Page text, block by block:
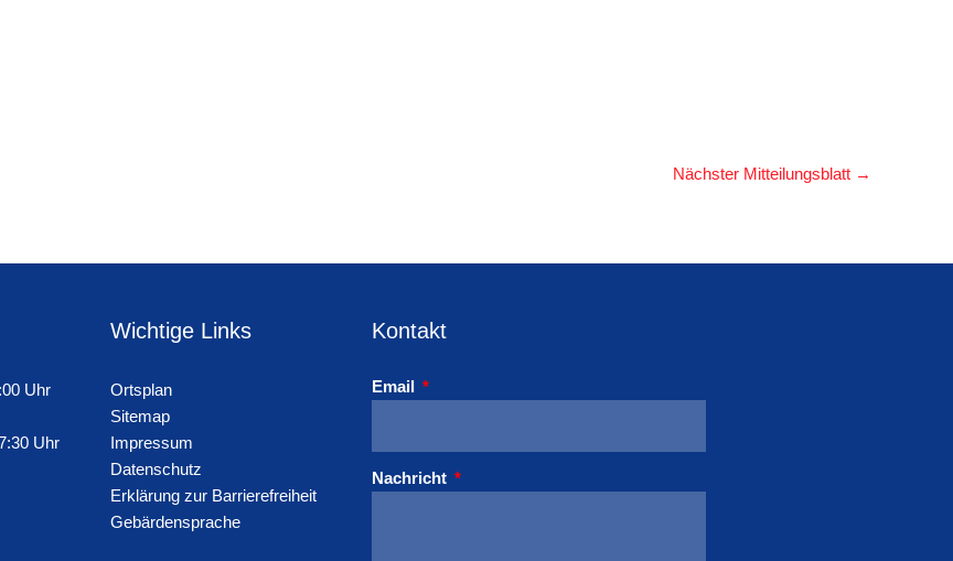
Nächster Mitteilungsblatt →
Uhr
Uhr
Wichtige Links
Ortsplan
Sitemap
Impressum
Datenschutz
Erklärung zur Barrierefreiheit
Gebärdensprache
Kontakt
Email
Nachricht